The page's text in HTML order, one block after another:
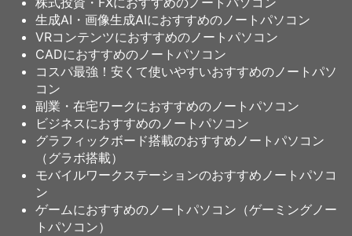
生成AI・画像生成AIにおすすめのノートパソコン
VRコンテンツにおすすめのノートパソコン
CADにおすすめのノートパソコン
コスパ最強！安くて使いやすいおすすめのノートパソ
コン
副業・在宅ワークにおすすめのノートパソコン
ビジネスにおすすめのノートパソコン
グラフィックボード搭載のおすすめノートパソコン
（グラボ搭載）
モバイルワークステーションのおすすめノートパソコ
ン
ゲームにおすすめのノートパソコン（ゲーミングノー
トパソコン）